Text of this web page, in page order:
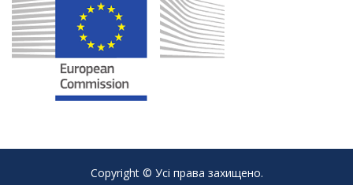
Copyright © Усі права захищено.